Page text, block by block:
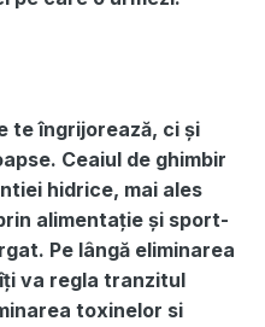
te îngrijorează, ci și
Ceaiul de ghimbir
hidrice, mai ales
alimentație și sport-
Pe lângă eliminarea
va regla tranzitul
toxinelor si